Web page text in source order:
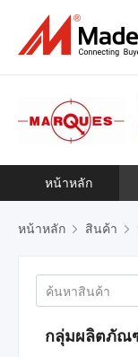
หน้าหลัก
หน้าหลัก สินค้า
กลุ่มผลิตภัณ